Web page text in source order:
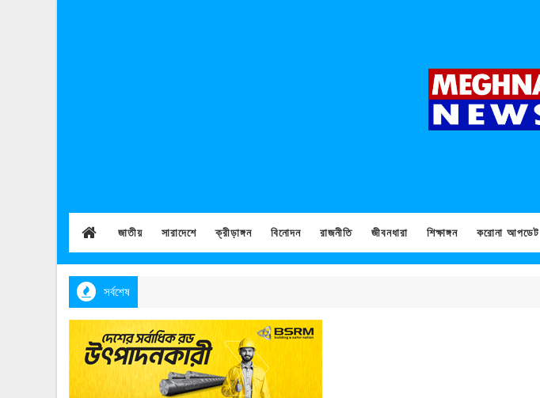
জাতীয় সারাদেশে ক্রীড়াঙ্গন বিনোদন রাজনীতি জীবনধারা শিক্ষাঙ্গন করোনা আপডেট
সর্বশেষ